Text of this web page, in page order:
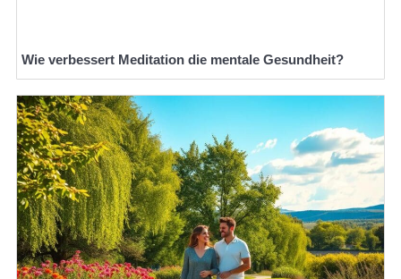
Wie verbessert Meditation die mentale Gesundheit?